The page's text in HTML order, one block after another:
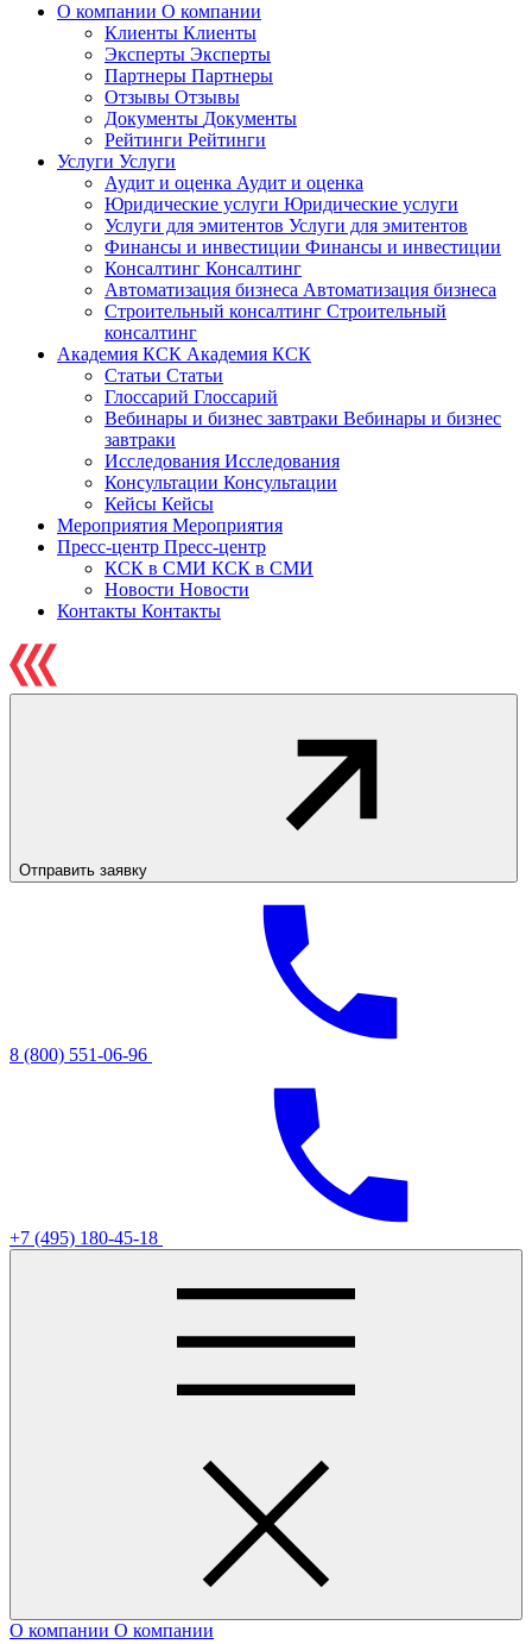
О компании О компании
Клиенты Клиенты
Эксперты Эксперты
Партнеры Партнеры
Отзывы Отзывы
Документы Документы
Рейтинги Рейтинги
Услуги Услуги
Аудит и оценка Аудит и оценка
Юридические услуги Юридические услуги
Услуги для эмитентов Услуги для эмитентов
Финансы и инвестиции Финансы и инвестиции
Консалтинг Консалтинг
Автоматизация бизнеса Автоматизация бизнеса
Строительный консалтинг Строительный
консалтинг
Академия КСК Академия КСК
Статьи Статьи
Глоссарий Глоссарий
Вебинары и бизнес завтраки Вебинары и бизнес
завтраки
Исследования Исследования
Консультации Консультации
Кейсы Кейсы
Мероприятия Мероприятия
Пресс-центр Пресс-центр
КСК в СМИ КСК в СМИ
Новости Новости
Контакты Контакты
Отправить заявку
8 (800) 551-06-96
+7 (495) 180-45-18
О компании О компании